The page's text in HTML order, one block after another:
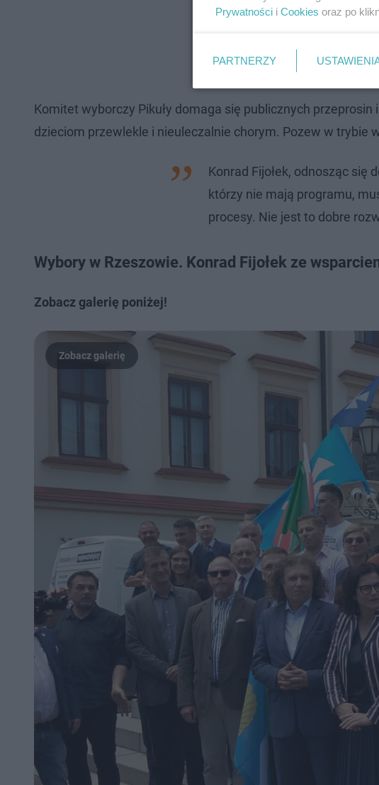
Komitet wyborczy Pikuły domaga się publicznych
dzieciom przewlekle i nieuleczalnie chorym. Pozew w trybie
Konrad Fijołek, odnosząc się
którzy nie mają programu,
procesy. Nie jest to dobre
Wybory w Rzeszowie. Konrad Fijołek ze
Zobacz galerię poniżej!
Prywatności i Cookies oraz po
PARTNERZY